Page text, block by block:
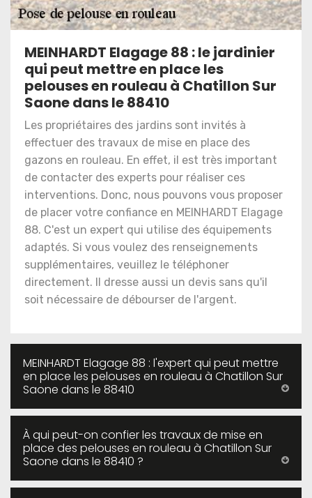
MEINHARDT Elagage 88 : le jardinier
qui peut mettre en place les
pelouses en rouleau à Chatillon Sur
Saone dans le 88410
Les propriétaires des jardins sont invités à
effectuer des travaux de mise en place des
gazons en rouleau. En effet, il est très important
de contacter des experts pour réaliser ces
interventions. Donc, nous pouvons vous proposer
de placer votre confiance en MEINHARDT Elagage
88. C'est un expert qui utilise des équipements
adaptés. Si vous voulez des renseignements
supplémentaires, veuillez le téléphoner
directement. Il dresse aussi un devis sans qu'il
soit nécessaire de débourser de l'argent.
MEINHARDT Elagage 88 : l'expert qui peut mettre
en place les pelouses en rouleau à Chatillon Sur
Saone dans le 88410
À qui peut-on confier les travaux de mise en
place des pelouses en rouleau à Chatillon Sur
Saone dans le 88410 ?